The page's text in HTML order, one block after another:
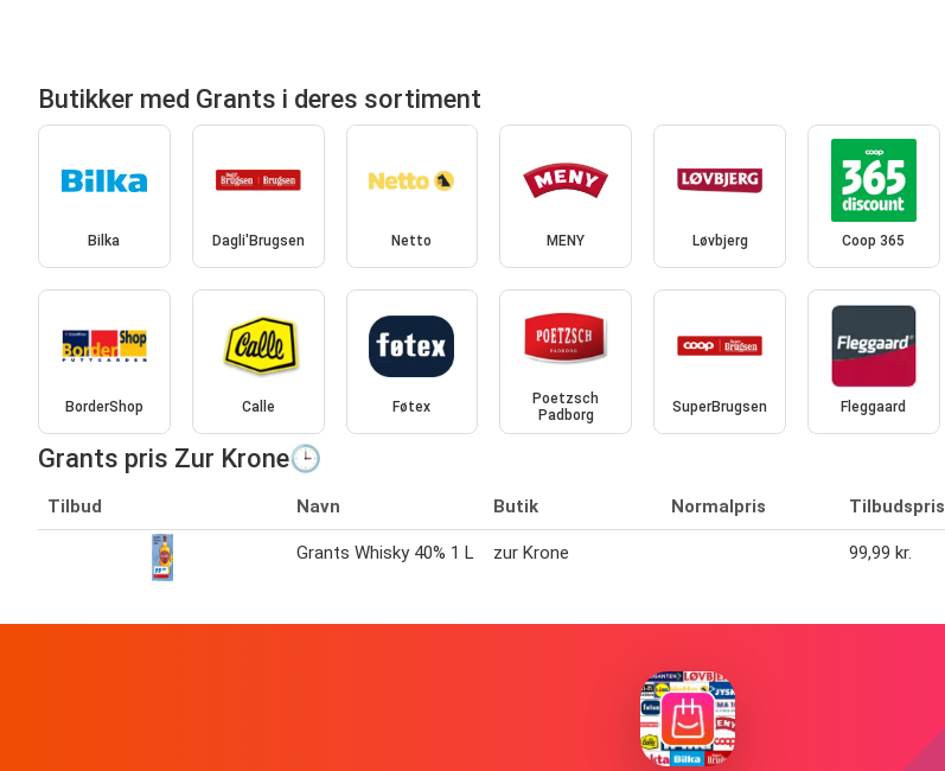
Butikker med Grants i deres sortiment
Bilka Dagli'Brugsen Netto MENY Løvbjerg Coop 365
BorderShop Calle Føtex
Poetzsch
Padborg
SuperBrugsen Fleggaard
Grants pris Zur Krone🕒
Tilbud Navn Butik Normalpris Tilbudspris
Grants Whisky 40% 1 L zur Krone 99,99 kr.